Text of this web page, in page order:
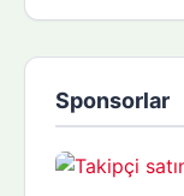
Sponsorlar